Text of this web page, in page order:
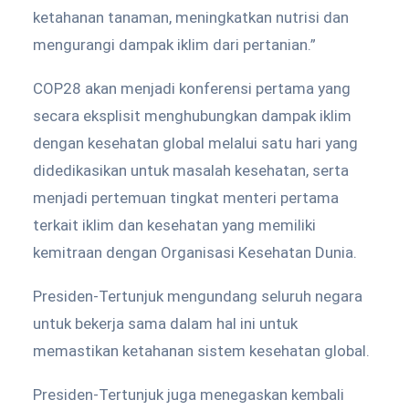
ketahanan tanaman, meningkatkan nutrisi dan
mengurangi dampak iklim dari pertanian.”
COP28 akan menjadi konferensi pertama yang
secara eksplisit menghubungkan dampak iklim
dengan kesehatan global melalui satu hari yang
didedikasikan untuk masalah kesehatan, serta
menjadi pertemuan tingkat menteri pertama
terkait iklim dan kesehatan yang memiliki
kemitraan dengan Organisasi Kesehatan Dunia.
Presiden-Tertunjuk mengundang seluruh negara
untuk bekerja sama dalam hal ini untuk
memastikan ketahanan sistem kesehatan global.
Presiden-Tertunjuk juga menegaskan kembali